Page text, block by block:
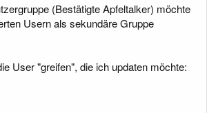
(Bestätigte Apfeltalker) möchte
Usern als sekundäre Gruppe
User "greifen", die ich updaten möchte: